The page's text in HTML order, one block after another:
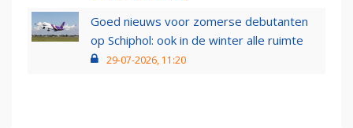
Goed nieuws voor zomerse debutanten
op Schiphol: ook in de winter alle ruimte
29-07-2026, 11:20